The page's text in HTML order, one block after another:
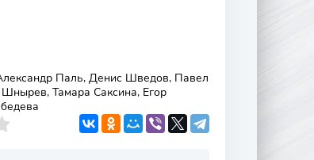
Паль, Денис Шведов, Павел
Тамара Саксина, Егор